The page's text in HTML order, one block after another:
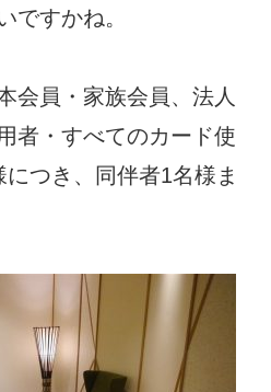
ですかね。
会員・家族会員、法人
者・すべてのカード使
つき、同伴者1名様ま